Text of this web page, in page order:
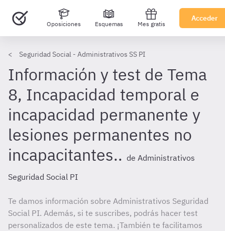
Oposiciones Esquemas Mes gratis
Acceder
Seguridad Social - Administrativos SS PI
Información y test de Tema
8, Incapacidad temporal e
incapacidad permanente y
lesiones permanentes no
incapacitantes.. de Administrativos
Seguridad Social PI
Te damos información sobre Administrativos Seguridad
Social PI. Además, si te suscribes, podrás hacer test
personalizados de este tema. ¡También te facilitamos